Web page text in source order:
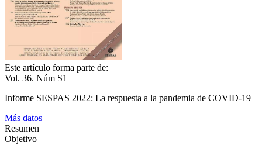
Este artículo forma parte de:
Vol. 36. Núm S1
Informe SESPAS 2022: La respuesta a la pandemia de COVID-19
Más datos
Resumen
Objetivo